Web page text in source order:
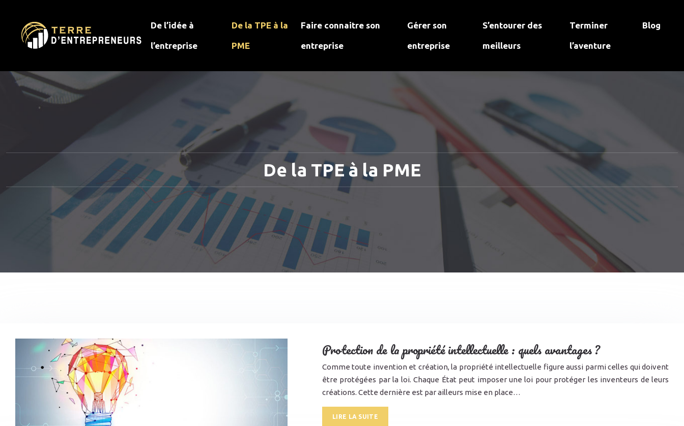
De l’idée à
l’entreprise
De la TPE à la
PME
Faire connaitre son
entreprise
Gérer son
entreprise
S’entourer des
meilleurs
Terminer
l’aventure
Blog
De la TPE à la PME
Protection de la propriété intellectuelle : quels avantages ?
Comme toute invention et création, la propriété intellectuelle figure aussi parmi celles qui doivent
être protégées par la loi. Chaque État peut imposer une loi pour protéger les inventeurs de leurs
créations. Cette dernière est par ailleurs mise en place…
LIRE LA SUITE